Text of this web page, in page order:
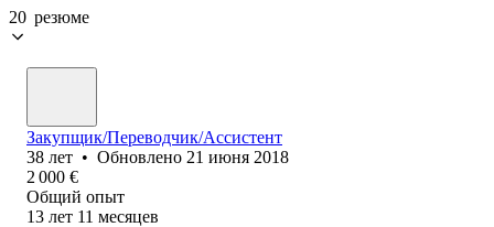
20 резюме
Закупщик/Переводчик/Ассистент
38 лет • Обновлено 21 июня 2018
2 000 €
Общий опыт
13 лет 11 месяцев